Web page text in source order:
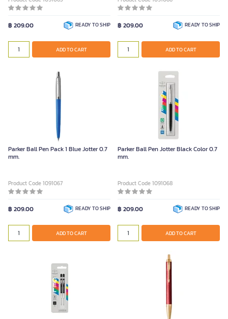
฿ 209.00 READY TO SHIP
ADD TO CART
฿ 209.00 READY TO SHIP
ADD TO CART
Parker Ball Pen Pack 1 Blue Jotter 0.7
mm.
Product Code 1091067
฿ 209.00 READY TO SHIP
ADD TO CART
Parker Ball Pen Jotter Black Color 0.7
mm.
Product Code 1091068
฿ 209.00 READY TO SHIP
ADD TO CART